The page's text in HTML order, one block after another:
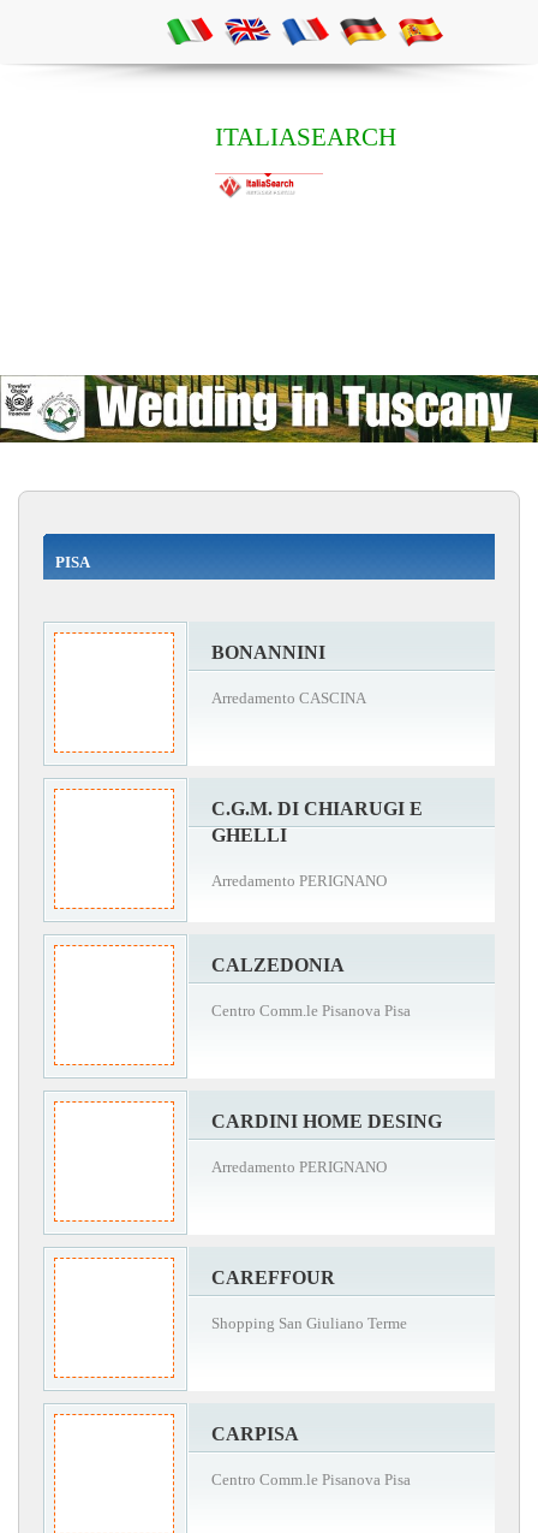
ITALIASEARCH
PISA
BONANNINI
Arredamento CASCINA
C.G.M. DI CHIARUGI E
GHELLI
Arredamento PERIGNANO
CALZEDONIA
Centro Comm.le Pisanova Pisa
CARDINI HOME DESING
Arredamento PERIGNANO
CAREFFOUR
Shopping San Giuliano Terme
CARPISA
Centro Comm.le Pisanova Pisa